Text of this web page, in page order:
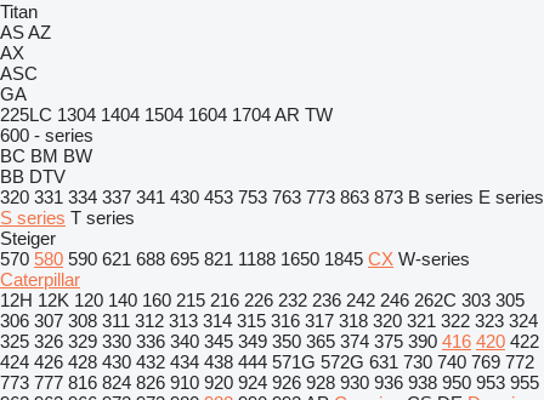
Titan
ASAZ
AX
ASC
GA
225LC 1304 1404 1504 1604 1704AR TW
600 - series
BC BM BW
BB DTV
320 331 334 337 341 430 453 753 763 773 863 873 B series E series
S series T series
Steiger
570 580 590 621 688 695 821 1188 1650 1845 CX W-series
Caterpillar
12H 12K 120 140 160 215 216 226 232 236 242 246 262C 303 305
306 307 308 311 312 313 314 315 316 317 318 320 321 322 323 324
325 326 329 330 336 340 345 349 350 365 374 375 390 416 420 422
424 426 428 430 432 434 438 444 571G 572G 631 730 740 769 772
773 777 816 824 826 910 920 924 926 928 930 936 938 950 953 955